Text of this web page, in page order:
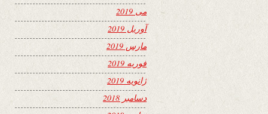
می 2019
آوریل 2019
مارس 2019
فوریه 2019
ژانویه 2019
دسامبر 2018